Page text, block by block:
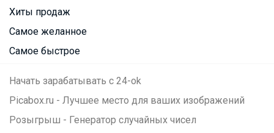
Хиты продаж
Самое желанное
Самое быстрое
Начать зарабатывать с 24-ok
Picabox.ru - Лучшее место для ваших изображений
Розыгрыш - Генератор случайных чисел